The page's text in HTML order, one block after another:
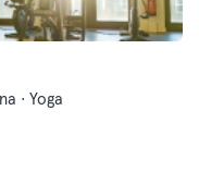
· Yoga